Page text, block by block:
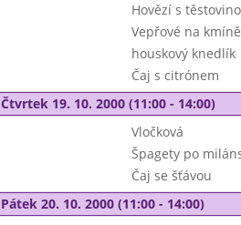
Hovězí s
Vepřové na
houskový knedlík
Čaj s citrónem
Čtvrtek 19. 10. 2000 (11:00 - 14:00)
Vločková
Špagety po
Čaj se šťávou
Pátek 20. 10. 2000 (11:00 - 14:00)